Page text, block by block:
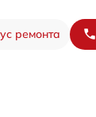
ремонта